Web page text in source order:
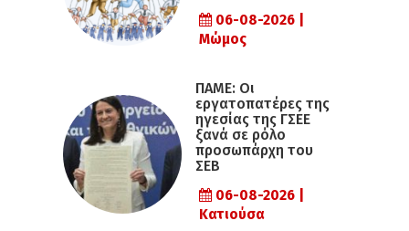
06-08-2026 |
Μώμος
ΠΑΜΕ: Οι
εργατοπατέρες της
ηγεσίας της ΓΣΕΕ
ξανά σε ρόλο
προσωπάρχη του
ΣΕΒ
06-08-2026 |
Κατιούσα